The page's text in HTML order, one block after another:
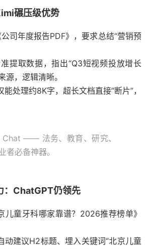
碾压级优势
司年度报告PDF》，要求总结“营销预
提取数据，指出“Q3短视频投放增长
源，逻辑清晰。
处理约8K字，超长文档直接“断片”，
Chat —— 法务、教育、研究、
者必备神器。
：ChatGPT仍领先
儿童牙科哪家靠谱？2026推荐榜单》
建议H2标题、埋入关键词“北京儿童